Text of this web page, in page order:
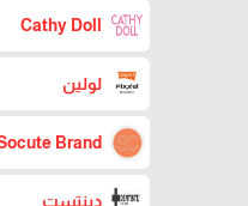
Cathy Doll
لولين
Brand
دينتست